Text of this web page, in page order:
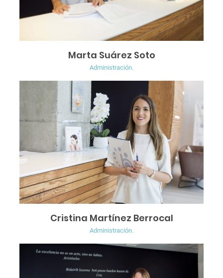
Marta Suárez Soto
Administración.
Cristina Martínez Berrocal
Administración.